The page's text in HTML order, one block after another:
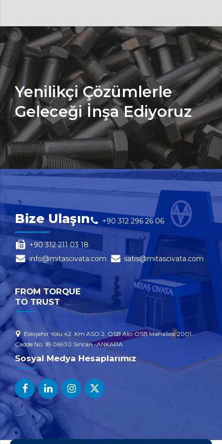
Yenilikçi Çözümlerle
Geleceği İnşa Ediyoruz
Bize Ulaşın +90 312 296 26 06
+90 312 211 03 18
info@mitascivata.com
satis@mitascivata.com
FROM TORQUE
TO TRUST
Eskişehir Yolu 42. Km ASO 2. OSB Alcı OSB Mahallesi 2001.
Cadde No: 18 06930 Sincan -ANKARA
Sosyal Medya Hesaplarımız